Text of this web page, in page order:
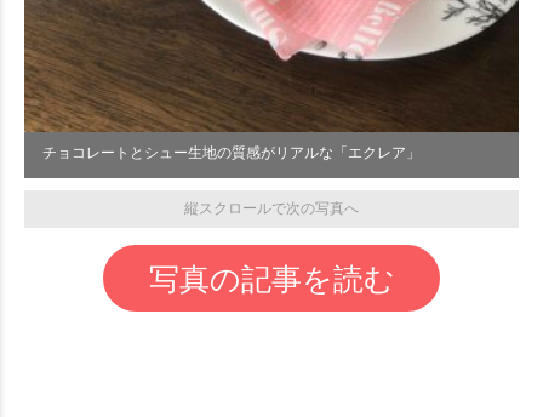
チョコレートとシュー生地の質感がリアルな「エクレア」
縦スクロールで次の写真へ
写真の記事を読む